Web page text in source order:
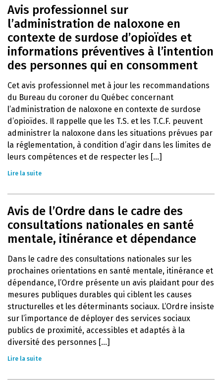
Avis professionnel sur
l’administration de naloxone en
contexte de surdose d’opioïdes et
informations préventives à l’intention
des personnes qui en consomment
Cet avis professionnel met à jour les recommandations
du Bureau du coroner du Québec concernant
l’administration de naloxone en contexte de surdose
d’opioïdes. Il rappelle que les T.S. et les T.C.F. peuvent
administrer la naloxone dans les situations prévues par
la réglementation, à condition d’agir dans les limites de
leurs compétences et de respecter les [...]
Lire la suite
Avis de l’Ordre dans le cadre des
consultations nationales en santé
mentale, itinérance et dépendance
Dans le cadre des consultations nationales sur les
prochaines orientations en santé mentale, itinérance et
dépendance, l’Ordre présente un avis plaidant pour des
mesures publiques durables qui ciblent les causes
structurelles et les déterminants sociaux. L’Ordre insiste
sur l’importance de déployer des services sociaux
publics de proximité, accessibles et adaptés à la
diversité des personnes [...]
Lire la suite